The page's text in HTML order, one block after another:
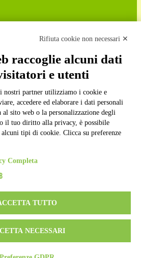
il Pubblico
471 volte
and powered by Gruppo Spaggiari
& New Social Media
Rifiuta cookie non necessari ✕
raccoglie alcuni dati
e utenti
nostri partner utilizziamo i cookie e
accedere ed elaborare i dati personali
al sito web o la personalizzazione degli
il tuo diritto alla privacy, è possibile
tipi di cookie. Clicca su preferenze
Completa
TUTTO
NECESSARI